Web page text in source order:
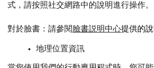
式，請按照社交網路中的說明進行操作。
對於臉書：請參閱臉書説明中心提供的
地理位置資訊